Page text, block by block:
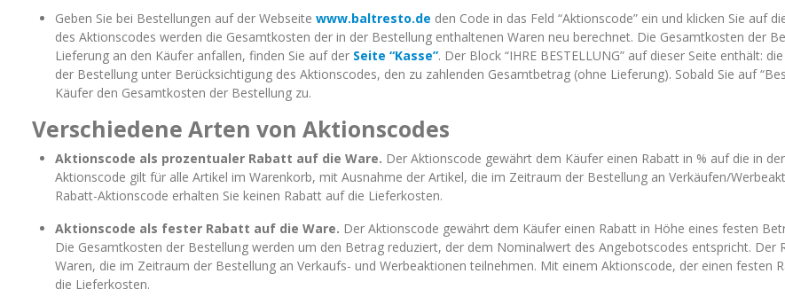
Geben Sie bei Bestellungen auf der Webseite www.baltresto.de den Code in das Feld “Aktionscode” ein und klicken Sie auf
des Aktionscodes werden die Gesamtkosten der in der Bestellung enthaltenen Waren neu berechnet. Die Gesamtkosten der
Lieferung an den Käufer anfallen, finden Sie auf der Seite “Kasse”. Der Block “IHRE BESTELLUNG” auf dieser Seite enthält:
der Bestellung unter Berücksichtigung des Aktionscodes, den zu zahlenden Gesamtbetrag (ohne Lieferung). Sobald Sie auf
Käufer den Gesamtkosten der Bestellung zu.
Verschiedene Arten von Aktionscodes
Aktionscode als prozentualer Rabatt auf die Ware. Der Aktionscode gewährt dem Käufer einen Rabatt in % auf die in
Aktionscode gilt für alle Artikel im Warenkorb, mit Ausnahme der Artikel, die im Zeitraum der Bestellung an Verkäufen/
Rabatt-Aktionscode erhalten Sie keinen Rabatt auf die Lieferkosten.
Aktionscode als fester Rabatt auf die Ware. Der Aktionscode gewährt dem Käufer einen Rabatt in Höhe eines festen
Die Gesamtkosten der Bestellung werden um den Betrag reduziert, der dem Nominalwert des Angebotscodes entspricht. Der
Waren, die im Zeitraum der Bestellung an Verkaufs- und Werbeaktionen teilnehmen. Mit einem Aktionscode, der einen festen
die Lieferkosten.